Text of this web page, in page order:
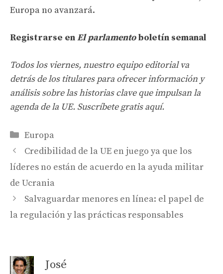
Europa no avanzará.
Registrarse enEl parlamentoboletín semanal
Todos los viernes, nuestro equipo editorial va
detrás de los titulares para ofrecer información y
análisis sobre las historias clave que impulsan la
agenda de la UE. Suscríbete gratis aquí.
Categories
Europa
Credibilidad de la UE en juego ya que los
líderes no están de acuerdo en la ayuda militar
de Ucrania
Salvaguardar menores en línea: el papel de
la regulación y las prácticas responsables
José